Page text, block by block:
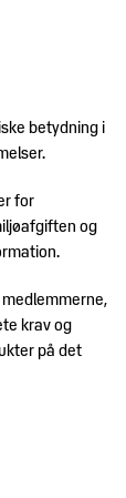
betydning i
for
og
krav og
på det